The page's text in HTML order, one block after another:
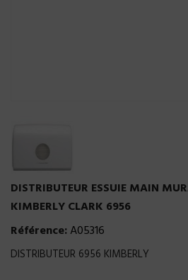
DISTRIBUTEUR ESSUIE MAIN
KIMBERLY CLARK 6956
Référence:A05316
DISTRIBUTEUR 6956 KIMBERLY